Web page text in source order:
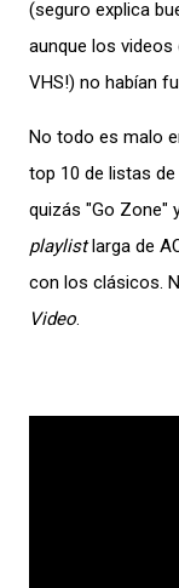
(seguro explica
aunque los
VHS!) no habían
No todo es malo
top 10 de listas de
quizás "Go Zone"
playlistlarga de
con los clásicos.
Video.